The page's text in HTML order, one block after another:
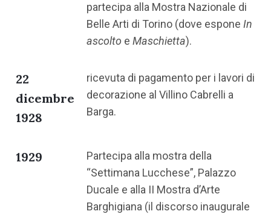
partecipa alla Mostra Nazionale di
Belle Arti di Torino (dove espone In
ascolto e Maschietta).
22
dicembre
1928
ricevuta di pagamento per i lavori di
decorazione al Villino Cabrelli a
Barga.
1929
Partecipa alla mostra della
“Settimana Lucchese”, Palazzo
Ducale e alla II Mostra d’Arte
Barghigiana (il discorso inaugurale